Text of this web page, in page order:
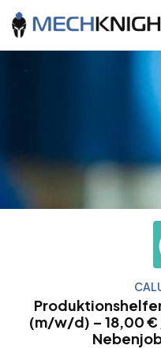
(m/w/d) – 18,00